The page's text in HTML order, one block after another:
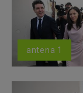
antena 1